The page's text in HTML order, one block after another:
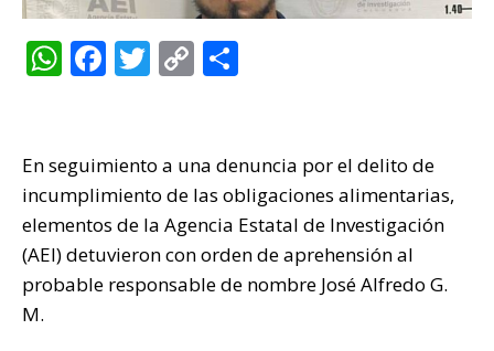
W
s
A
p
p
F
e
b
o
o
k
T
te
r
C
y
Li
n
k
p
ar
ti
r
En seguimiento a una denuncia por el delito de
incumplimiento de las obligaciones alimentarias,
elementos de la Agencia Estatal de Investigación
(AEI) detuvieron con orden de aprehensión al
probable responsable de nombre José Alfredo G.
M.